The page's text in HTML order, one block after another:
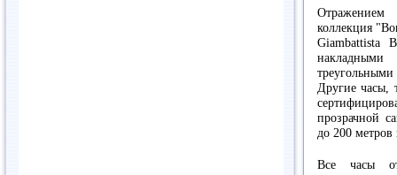
Отражением
коллекция
Giambattista
Другие часы,
прозрачной
до 200 метров
Все часы